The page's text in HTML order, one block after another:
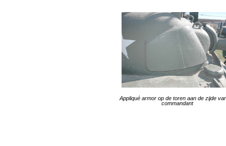
Appliqué armor op de toren aan de zijde
commandant